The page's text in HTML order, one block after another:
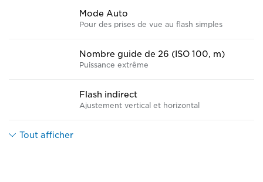
Mode Auto
Pour des prises de vue au flash simples
Nombre guide de 26 (ISO 100, m)
Puissance extrême
Flash indirect
Ajustement vertical et horizontal
Tout afficher